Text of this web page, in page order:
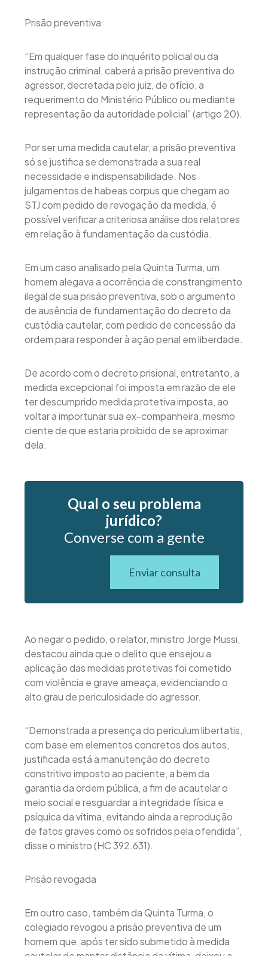
Prisão preventiva
“Em qualquer fase do inquérito policial ou da
instrução criminal, caberá a prisão preventiva do
agressor, decretada pelo juiz, de ofício, a
requerimento do Ministério Público ou mediante
representação da autoridade policial” (artigo 20).
Por ser uma medida cautelar, a prisão preventiva
só se justifica se demonstrada a sua real
necessidade e indispensabilidade. Nos
julgamentos de habeas corpus que chegam ao
STJ com pedido de revogação da medida, é
possível verificar a criteriosa análise dos relatores
em relação à fundamentação da custódia.
Em um caso analisado pela Quinta Turma, um
homem alegava a ocorrência de constrangimento
ilegal de sua prisão preventiva, sob o argumento
de ausência de fundamentação do decreto da
custódia cautelar, com pedido de concessão da
ordem para responder à ação penal em liberdade.
De acordo com o decreto prisional, entretanto, a
medida excepcional foi imposta em razão de ele
ter descumprido medida protetiva imposta, ao
voltar a importunar sua ex-companheira, mesmo
ciente de que estaria proibido de se aproximar
dela.
Qual o seu problema
jurídico?
Converse com a gente
Enviar consulta
Ao negar o pedido, o relator, ministro Jorge Mussi,
destacou ainda que o delito que ensejou a
aplicação das medidas protetivas foi cometido
com violência e grave ameaça, evidenciando o
alto grau de periculosidade do agressor.
“Demonstrada a presença do periculum libertatis,
com base em elementos concretos dos autos,
justificada está a manutenção do decreto
constritivo imposto ao paciente, a bem da
garantia da ordem pública, a fim de acautelar o
meio social e resguardar a integridade física e
psíquica da vítima, evitando ainda a reprodução
de fatos graves como os sofridos pela ofendida”,
disse o ministro (HC 392.631).
Prisão revogada
Em outro caso, também da Quinta Turma, o
colegiado revogou a prisão preventiva de um
homem que, após ter sido submetido à medida